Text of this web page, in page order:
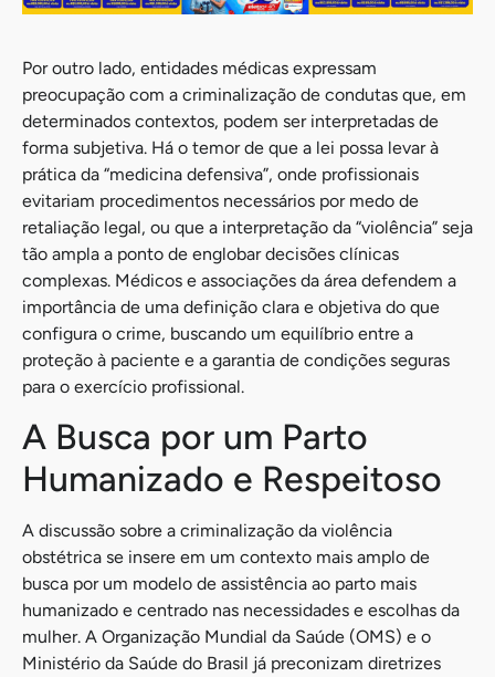
Por outro lado, entidades médicas expressam
preocupação com a criminalização de condutas que, em
determinados contextos, podem ser interpretadas de
forma subjetiva. Há o temor de que a lei possa levar à
prática da “medicina defensiva”, onde profissionais
evitariam procedimentos necessários por medo de
retaliação legal, ou que a interpretação da “violência” seja
tão ampla a ponto de englobar decisões clínicas
complexas. Médicos e associações da área defendem a
importância de uma definição clara e objetiva do que
configura o crime, buscando um equilíbrio entre a
proteção à paciente e a garantia de condições seguras
para o exercício profissional.
A Busca por um Parto
Humanizado e Respeitoso
A discussão sobre a criminalização da violência
obstétrica se insere em um contexto mais amplo de
busca por um modelo de assistência ao parto mais
humanizado e centrado nas necessidades e escolhas da
mulher. A Organização Mundial da Saúde (OMS) e o
Ministério da Saúde do Brasil já preconizam diretrizes